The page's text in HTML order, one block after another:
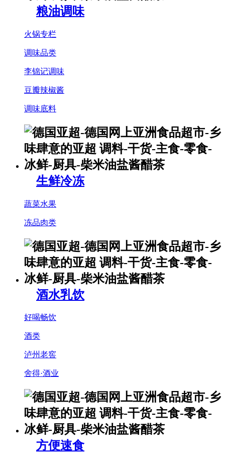
粮油调味
火锅专栏
调味品类
李锦记调味
豆瓣辣椒酱
调味底料
生鲜冷冻
蔬菜水果
冻品肉类
酒水乳饮
好喝畅饮
酒类
泸州老窖
舍得·酒业
方便速食